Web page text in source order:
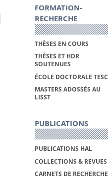
FORMATION-
RECHERCHE
THÈSES EN COURS
THÈSES ET HDR
SOUTENUES
ÉCOLE DOCTORALE TESC
MASTERS ADOSSÉS AU
LISST
PUBLICATIONS
PUBLICATIONS HAL
COLLECTIONS & REVUES
CARNETS DE RECHERCHE